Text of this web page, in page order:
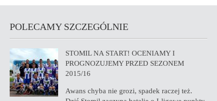
POLECAMY SZCZEGÓLNIE
STOMIL NA START! OCENIAMY I
PROGNOZUJEMY PRZED SEZONEM
2015/16
Awans chyba nie grozi, spadek raczej też.